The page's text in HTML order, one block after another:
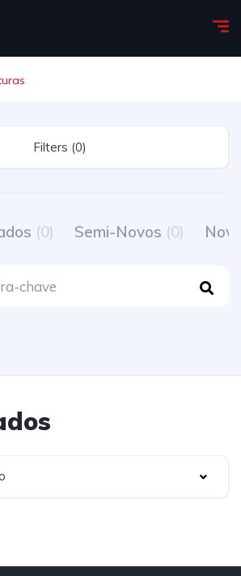
Filters (0)
(0) Semi-Novos (0)